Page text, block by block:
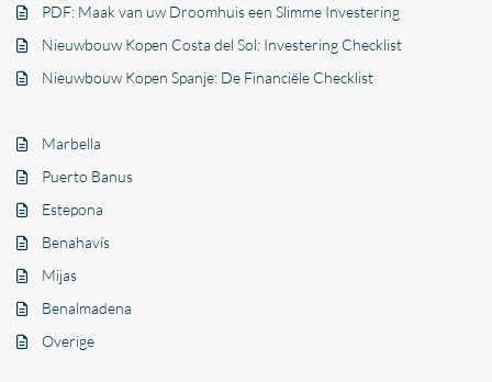
PDF: Maak van uw Droomhuis een Slimme Investering
Nieuwbouw Kopen Costa del Sol: Investering Checklist
Nieuwbouw Kopen Spanje: De Financiële Checklist
Marbella
Puerto Banus
Estepona
Benahavís
Mijas
Benalmadena
Overige